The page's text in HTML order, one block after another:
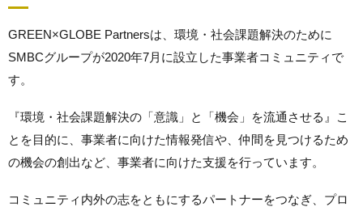
GREEN×GLOBE Partnersは、環境・社会課題解決のために
SMBCグループが2020年7月に設立した事業者コミュニティで
す。
『環境・社会課題解決の「意識」と「機会」を流通させる』こ
とを目的に、事業者に向けた情報発信や、仲間を見つけるため
の機会の創出など、事業者に向けた支援を行っています。
コミュニティ内外の志をともにするパートナーをつなぎ、プロ